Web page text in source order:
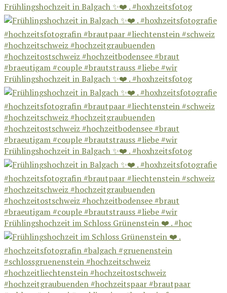
Frühlingshochzeit in Balgach ✨❤️ . #hoxhzeitsfotog
Frühlingshochzeit in Balgach ✨❤️ . #hoxhzeitsfotog
Frühlingshochzeit in Balgach ✨❤️ . #hoxhzeitsfotog
Frühlingshochzeit im Schloss Grünenstein ❤️ . #hoc